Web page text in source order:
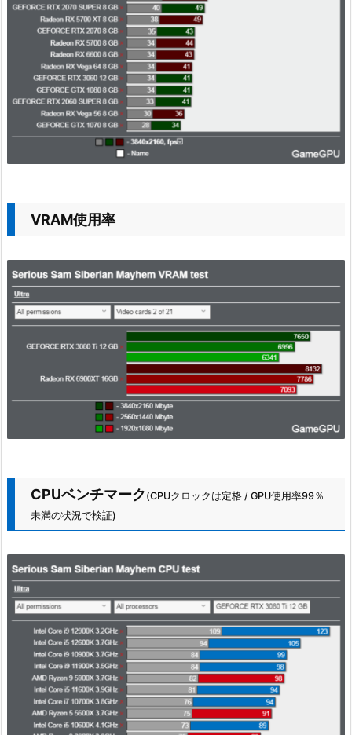
VRAM使用率
CPUベンチマーク (CPUクロックは定格 / GPU使用率99％
未満の状況で検証)